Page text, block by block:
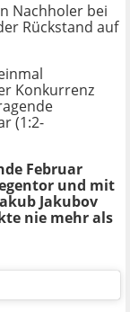
Nachholer bei
Rückstand auf
Konkurrenz
(1:2-
Februar
und mit
Jakubov
nie mehr als